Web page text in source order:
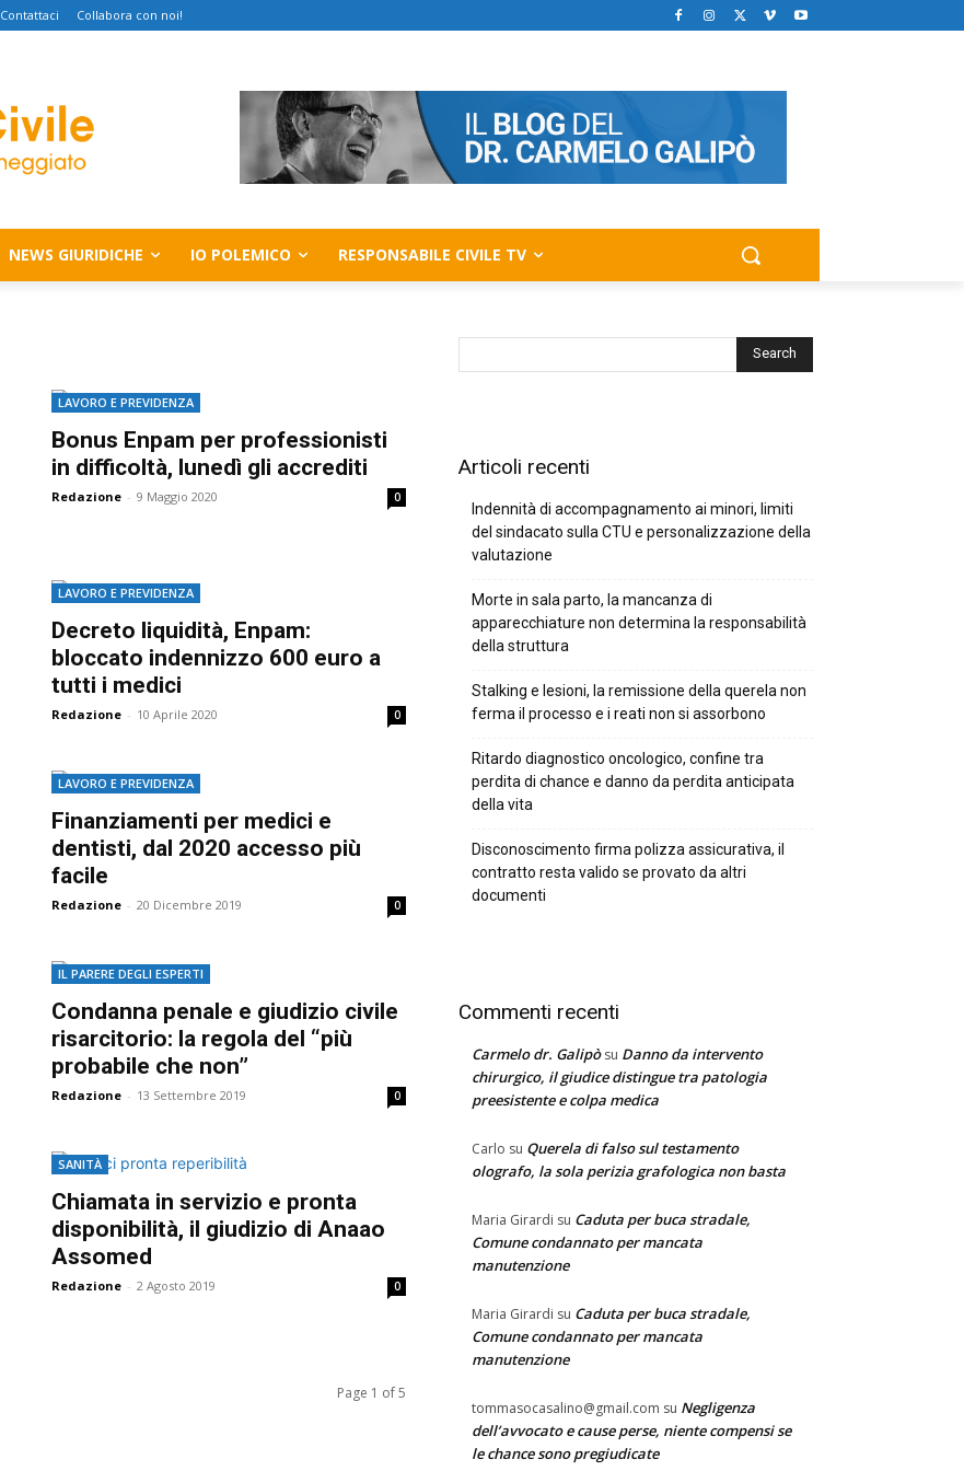
Contattaci Collabora con noi!
NEWS GIURIDICHE IO POLEMICO RESPONSABILE CIVILE TV
LAVORO E PREVIDENZA
Bonus Enpam per professionisti
in difficoltà, lunedì gli accrediti
Redazione - 9 Maggio 2020 0
LAVORO E PREVIDENZA
Decreto liquidità, Enpam:
bloccato indennizzo 600 euro a
tutti i medici
Redazione - 10 Aprile 2020 0
LAVORO E PREVIDENZA
Finanziamenti per medici e
dentisti, dal 2020 accesso più
facile
Redazione - 20 Dicembre 2019 0
IL PARERE DEGLI ESPERTI
Condanna penale e giudizio civile
risarcitorio: la regola del “più
probabile che non”
Redazione - 13 Settembre 2019 0
SANITÀ
Chiamata in servizio e pronta
disponibilità, il giudizio di Anaao
Assomed
Redazione - 2 Agosto 2019 0
Page 1 of 5
Articoli recenti
Indennità di accompagnamento ai minori, limiti
del sindacato sulla CTU e personalizzazione della
valutazione
Morte in sala parto, la mancanza di
apparecchiature non determina la responsabilità
della struttura
Stalking e lesioni, la remissione della querela non
ferma il processo e i reati non si assorbono
Ritardo diagnostico oncologico, confine tra
perdita di chance e danno da perdita anticipata
della vita
Disconoscimento firma polizza assicurativa, il
contratto resta valido se provato da altri
documenti
Commenti recenti
Carmelo dr. Galipòsu Danno da intervento
chirurgico, il giudice distingue tra patologia
preesistente e colpa medica
Carlo su Querela di falso sul testamento
olografo, la sola perizia grafologica non basta
Maria Girardi su Caduta per buca stradale,
Comune condannato per mancata
manutenzione
Maria Girardi su Caduta per buca stradale,
Comune condannato per mancata
manutenzione
tommasocasalino@gmail.com su Negligenza
dell’avvocato e cause perse, niente compensi se
le chance sono pregiudicate